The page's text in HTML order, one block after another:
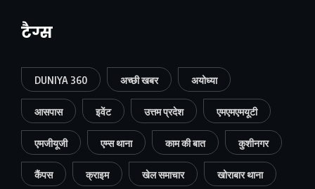
टैग्स
DUNIYA 360 अच्छी खबर अयोध्या
आसपास इवेंट उत्तम प्रदेश एमएमएमयूटी
एमजीयूजी एम्स थाना काम की बात कुशीनगर
कैंपस क्राइम खेल समाचार खोराबार थाना